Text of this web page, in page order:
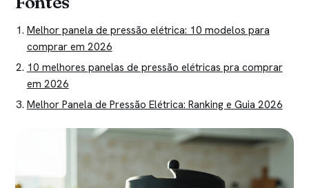
Melhor panela de pressão elétrica: 10 modelos para
comprar em 2026
10 melhores panelas de pressão elétricas pra comprar
em 2026
Melhor Panela de Pressão Elétrica: Ranking e Guia 2026